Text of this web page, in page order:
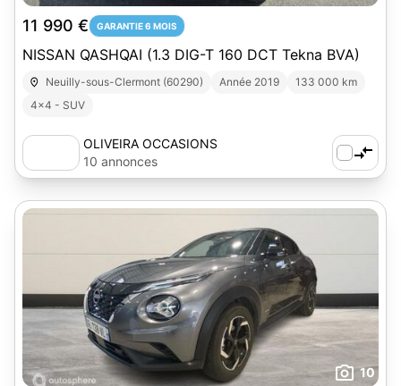
11 990 € GARANTIE 6 MOIS
NISSAN QASHQAI (1.3 DIG-T 160 DCT Tekna BVA)
Neuilly-sous-Clermont (60290) Année 2019
133 000 km
4x4 - SUV
OLIVEIRA OCCASIONS
10 annonces
10